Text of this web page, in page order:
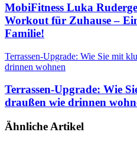
MobiFitness Luka
Workout für Zuhause –
Familie!
Terrassen-Upgrade: Wie Sie mit
drinnen wohnen
Terrassen-Upgrade: Wie
draußen wie drinnen
Ähnliche Artikel